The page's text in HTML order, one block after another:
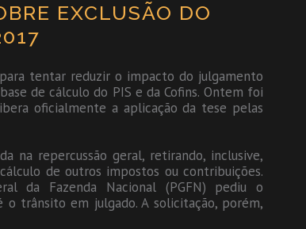
EXCLUSÃO DO
tentar reduzir o impacto do julgamento
de cálculo do PIS e da Cofins. Ontem foi
oficialmente a aplicação da tese pelas
na repercussão geral, retirando, inclusive,
de outros impostos ou contribuições.
da Fazenda Nacional (PGFN) pediu o
trânsito em julgado. A solicitação, porém,